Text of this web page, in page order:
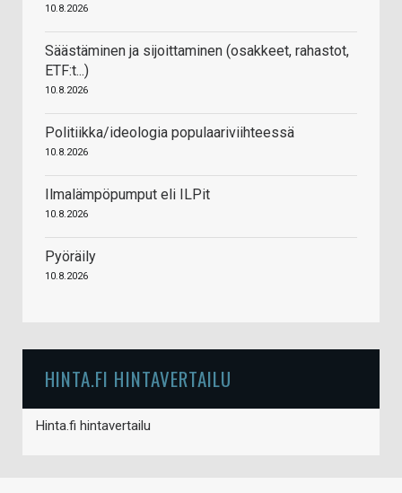
10.8.2026
Säästäminen ja sijoittaminen (osakkeet, rahastot,
ETF:t...)
10.8.2026
Politiikka/ideologia populaariviihteessä
10.8.2026
Ilmalämpöpumput eli ILPit
10.8.2026
Pyöräily
10.8.2026
HINTA.FI HINTAVERTAILU
Hinta.fi hintavertailu